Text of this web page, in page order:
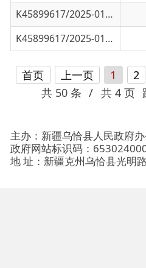
共 50 条 / 共 4 页
地 址：新疆克州乌恰县光明路1号